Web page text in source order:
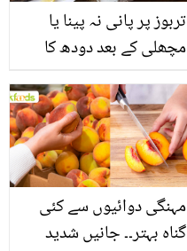
تربوز پر پانی نہ پینا یا
مچھلی کے بعد دودھ کا
سے متعلق غلط فہمیوں کی
حقیقت کیا ہے اور افواہ
کیا؟
مہنگی دوائیوں سے کئی
گناہ بہتر۔۔ جانیں شدید